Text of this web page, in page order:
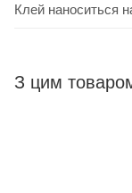
Клей наноситься
З цим